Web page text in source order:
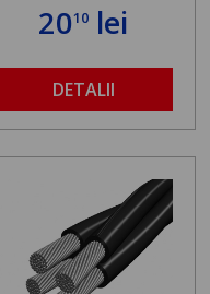
2010 lei
DETALII